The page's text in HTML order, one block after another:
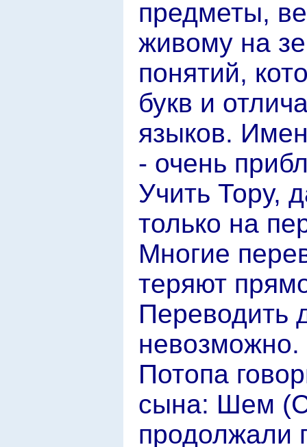
предметы,
живому на
понятий,
букв и
языков.
- очень
Учить Тору,
только на
Многие
теряют
Переводить
Потопа
сына: Шем
продолжали